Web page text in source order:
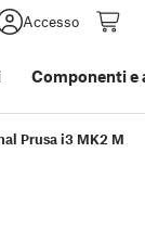
Accesso
Componenti e
Prusa i3 MK2